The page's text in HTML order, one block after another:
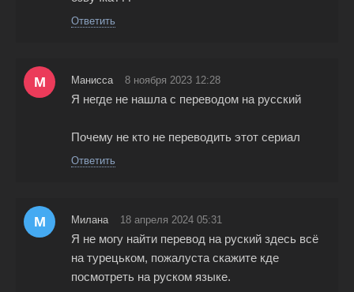
Ответить
М Манисса 8 ноября 2023 12:28
Я негде не нашла с переводом на русский
Почему не кто не переводить этот сериал
Ответить
М Милана 18 апреля 2024 05:31
Я не могу найти перевод на руский здесь всё
на турецьком, пожалуста скажите кде
посмотреть на руском языке.